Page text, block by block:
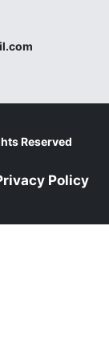
Reserved
Policy